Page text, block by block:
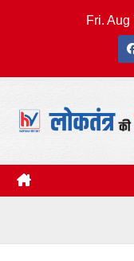
Fri. Aug